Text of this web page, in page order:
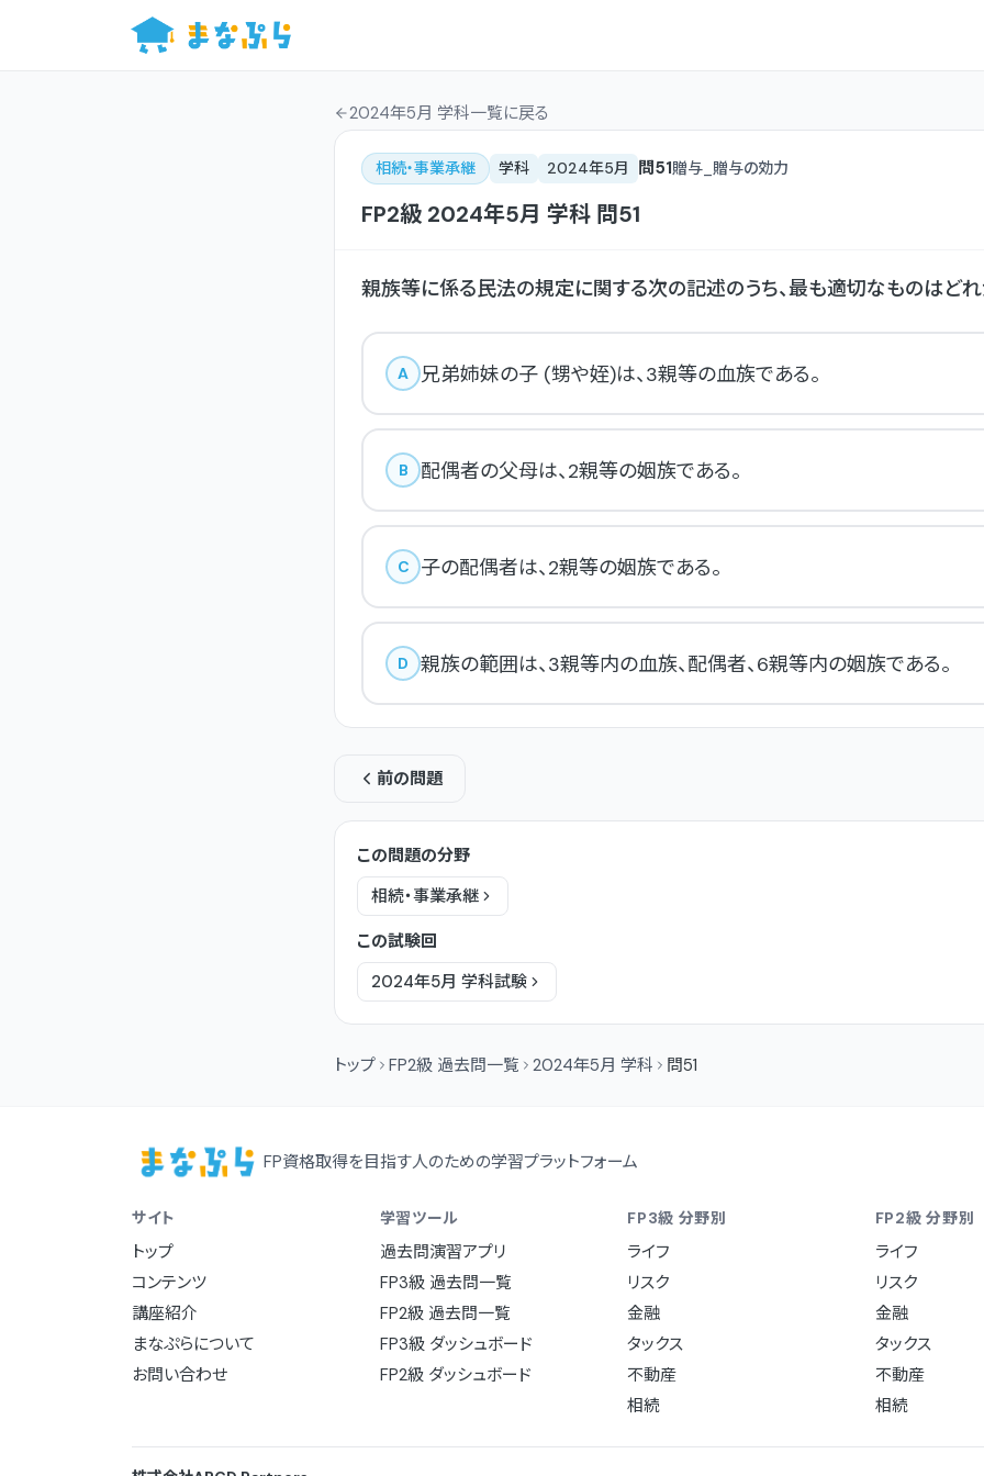
2024年5月 学科一覧に戻る
相続・事業承継 学科 2024年5月 問51贈与_贈与の効力
FP2級 2024年5月 学科 問51
親族等に係る民法の規定に関する次の記述のうち、最も適切なものはどれ
A 兄弟姉妹の子 (甥や姪)は、3親等の血族である。
B 配偶者の父母は、2親等の姻族である。
C 子の配偶者は、2親等の姻族である。
D 親族の範囲は、3親等内の血族、配偶者、6親等内の姻族である。
前の問題
この問題の分野
相続・事業承継
この試験回
2024年5月 学科試験
トップ FP2級 過去問一覧 2024年5月 学科 問51
FP資格取得を目指す人のための学習プラットフォーム
サイト
トップ
コンテンツ
講座紹介
まなぷらについて
お問い合わせ
学習ツール
過去問演習アプリ
FP3級 過去問一覧
FP2級 過去問一覧
FP3級 ダッシュボード
FP2級 ダッシュボード
FP3級 分野別
ライフ
リスク
金融
タックス
不動産
相続
FP2級 分野別
ライフ
リスク
金融
タックス
不動産
相続